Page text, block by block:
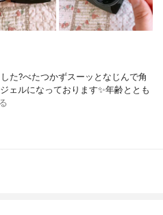
た?べたつかずスーッとなじんで角
ェルになっております✨年齢ととも